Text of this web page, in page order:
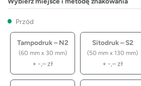
Przód
Tampodruk – N2
(60 mm x 30 mm)
+ -,–zł
Sitodruk – S2
(50 mm x 130 mm)
+ -,–zł